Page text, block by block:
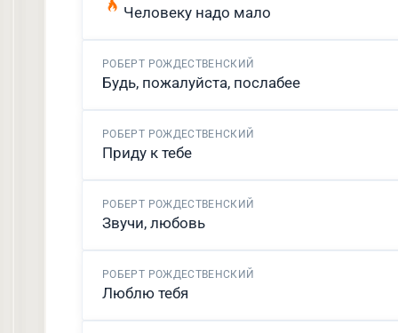
Человеку надо мало
РОБЕРТ РОЖДЕСТВЕНСКИЙ
Будь, пожалуйста, послабее
РОБЕРТ РОЖДЕСТВЕНСКИЙ
Приду к тебе
РОБЕРТ РОЖДЕСТВЕНСКИЙ
Звучи, любовь
РОБЕРТ РОЖДЕСТВЕНСКИЙ
Люблю тебя